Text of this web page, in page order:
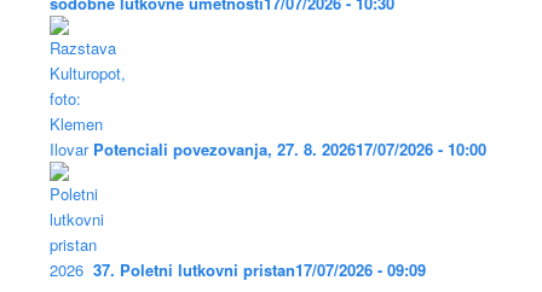
Potenciali povezovanja, 27. 8. 202617/07/2026 - 10:00
37. Poletni lutkovni pristan17/07/2026 - 09:09